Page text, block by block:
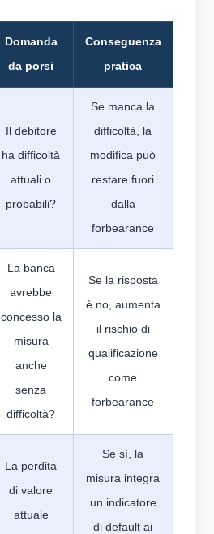
Domanda
da porsi
Conseguenza
pratica
Il debitore
ha difficoltà
attuali o
probabili?
Se manca la
difficoltà, la
modifica può
restare fuori
dalla
forbearance
La banca
avrebbe
concesso la
misura
anche
senza
difficoltà?
Se la risposta
è no, aumenta
il rischio di
qualificazione
come
forbearance
La perdita
di valore
attuale
Se sì, la
misura integra
un indicatore
di default ai